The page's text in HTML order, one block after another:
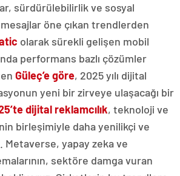
sürdürülebilirlik ve sosyal
öne çıkan trendlerden
olarak sürekli gelişen mobil
performans bazlı çözümler
Güleç’e göre, 2025 yılı dijital
yeni bir zirveye ulaşacağı bir
dijital reklamcılık, teknoloji ve
birleşimiyle daha yenilikçi ve
Metaverse, yapay zeka ve
sektöre damga vuran